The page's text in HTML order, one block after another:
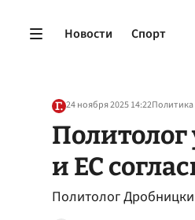
Новости Спорт
24 ноября 2025 14:22Политика
и ЕС
Политолог